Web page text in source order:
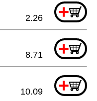
+
2.26
+
8.71
+
10.09